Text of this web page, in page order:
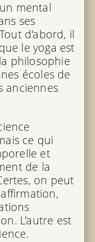
mental
ses
d'abord, il
le yoga est
philosophie
écoles de
anciennes
ce qui
et
de la
on peut
L'autre est